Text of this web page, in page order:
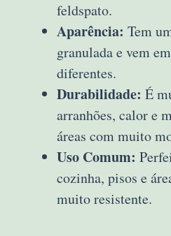
feldspato.
Aparência: Tem
granulada e vem
diferentes.
Durabilidade: É
arranhões, calor e
áreas com muito
Uso Comum:
cozinha, pisos e
muito resistente.